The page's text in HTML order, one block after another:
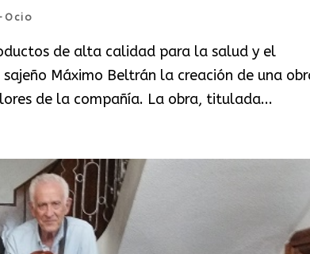
de alta calidad para la salud y el
Máximo Beltrán la creación de una
de la compañía. La obra, titulada...